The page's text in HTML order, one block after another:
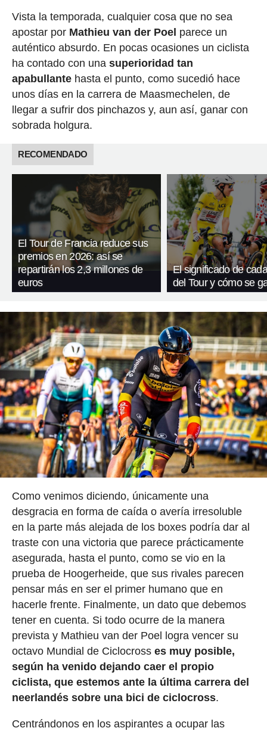
Vista la temporada, cualquier cosa que no sea
apostar porMathieu van der Poel parece un
auténtico absurdo. En pocas ocasiones un ciclista
ha contado con una superioridad tan
apabullantehasta el punto, como sucedió hace
unos días en la carrera de Maasmechelen, de
llegar a sufrir dos pinchazos y, aun así, ganar con
sobrada holgura.
RECOMENDADO
El Tour de Francia reduce sus
premios en 2026: así se
repartirán los 2,3 millones de
euros
El significado de
del Tour y cómo se
Como venimos diciendo, únicamente una
desgracia en forma de caída o avería irresoluble
en la parte más alejada de los boxes podría dar al
traste con una victoria que parece prácticamente
asegurada, hasta el punto, como se vio en la
prueba de Hoogerheide, que sus rivales parecen
pensar más en ser el primer humano que en
hacerle frente. Finalmente, un dato que debemos
tener en cuenta. Si todo ocurre de la manera
prevista y Mathieu van der Poel logra vencer su
octavo Mundial de Ciclocrosses muy posible,
según ha venido dejando caer el propio
ciclista, que estemos ante la última carrera del
neerlandés sobre una bici de ciclocross.
Centrándonos en los aspirantes a ocupar las